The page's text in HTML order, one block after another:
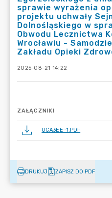
sprawie wyrażenia
projektu uchwały
Dolnośląskiego w
Obwodu Lecznictwa
Wrocławiu -
Zakładu Opieki
2025-08-21 14:22
ZAŁĄCZNIKI
UCA3EE~1.PDF
DRUKUJ ZAPISZ DO PDF